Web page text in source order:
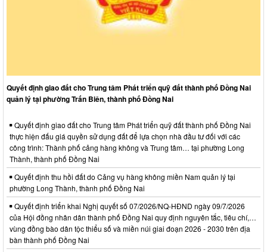
Quyết định giao đất cho Trung tâm Phát triển quỹ đất thành phố Đồng Nai
quản lý tại phường Trấn Biên, thành phố Đồng Nai
Quyết định giao đất cho Trung tâm Phát triển quỹ đất thành phố Đồng Nai
thực hiện đấu giá quyền sử dụng đất để lựa chọn nhà đầu tư đối với các
công trình: Thành phố cảng hàng không và Trung tâm… tại phường Long
Thành, thành phố Đồng Nai
Quyết định thu hồi đất do Cảng vụ hàng không miền Nam quản lý tại
phường Long Thành, thành phố Đồng Nai
Quyết định triển khai Nghị quyết số 07/2026/NQ-HĐND ngày 09/7/2026
của Hội đồng nhân dân thành phố Đồng Nai quy định nguyên tắc, tiêu chí,…
vùng đồng bào dân tộc thiểu số và miền núi giai đoạn 2026 - 2030 trên địa
bàn thành phố Đồng Nai